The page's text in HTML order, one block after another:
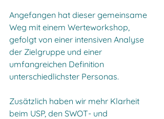
Angefangen hat dieser gemeinsame
Weg mit einem Werteworkshop,
gefolgt von einer intensiven Analyse
der Zielgruppe und einer
umfangreichen Definition
unterschiedlichster Personas.
Zusätzlich haben wir mehr Klarheit
beim USP, den SWOT- und